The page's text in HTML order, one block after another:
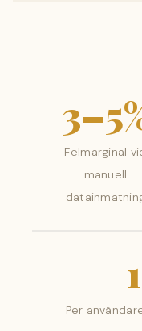
Felmarginal
manuell
Per